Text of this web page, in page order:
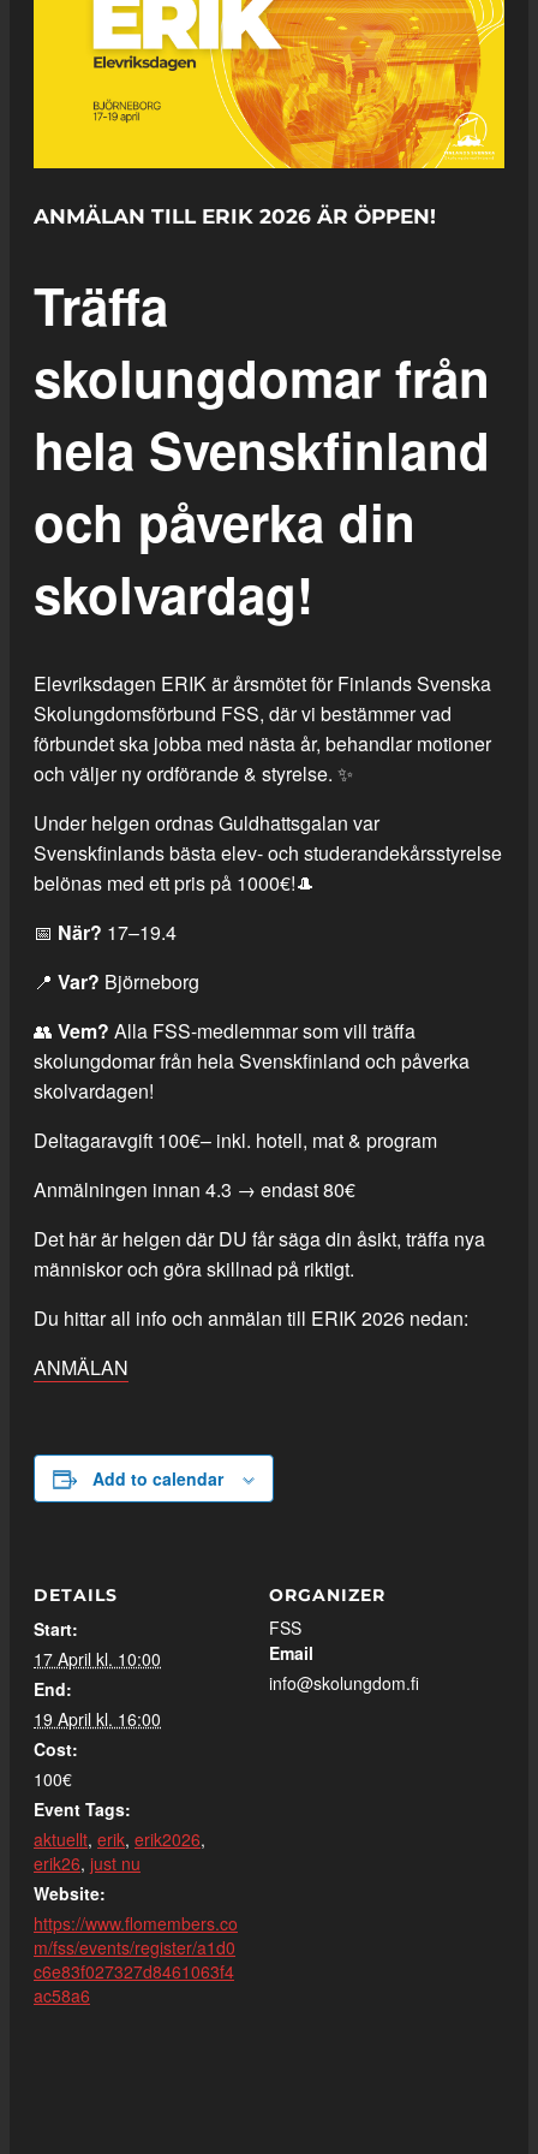
ANMÄLAN TILL ERIK 2026 ÄR ÖPPEN!
Träffa
skolungdomar från
hela Svenskfinland
och påverka din
skolvardag!
Elevriksdagen ERIK är årsmötet för Finlands Svenska
Skolungdomsförbund FSS, där vi bestämmer vad
förbundet ska jobba med nästa år, behandlar motioner
och väljer ny ordförande & styrelse. ✨
Under helgen ordnas Guldhattsgalan var
Svenskfinlands bästa elev- och studerandekårsstyrelse
belönas med ett pris på 1000€!🎩
📅 När? 17–19.4
📍 Var? Björneborg
👥 Vem? Alla FSS-medlemmar som vill träffa
skolungdomar från hela Svenskfinland och påverka
skolvardagen!
Deltagaravgift 100€– inkl. hotell, mat & program
Anmälningen innan 4.3 → endast 80€
Det här är helgen där DU får säga din åsikt, träffa nya
människor och göra skillnad på riktigt.
Du hittar all info och anmälan till ERIK 2026 nedan:
ANMÄLAN
Add to calendar
DETAILS
Start:
17 April kl. 10:00
End:
19 April kl. 16:00
Cost:
100€
Event Tags:
aktuellt, erik, erik2026,
erik26, just nu
Website:
https://www.flomembers.co
m/fss/events/register/a1d0
c6e83f027327d8461063f4
ac58a6
ORGANIZER
FSS
Email
info@skolungdom.fi